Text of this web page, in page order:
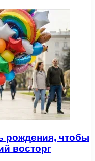
рождения, чтобы
восторг